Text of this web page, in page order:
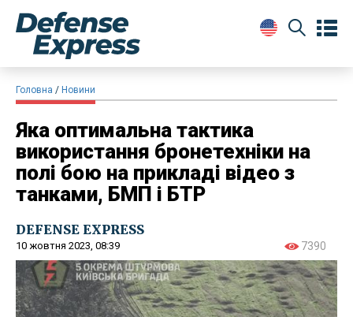
Головна Новини
Яка оптимальна тактика
використання бронетехніки на
полі бою на прикладі відео з
танками, БМП і БТР
DEFENSE EXPRESS
10 жовтня 2023, 08:39 7390